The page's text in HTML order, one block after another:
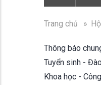
Trang chủ »
Thông báo
Tuyển sinh -
Khoa học -